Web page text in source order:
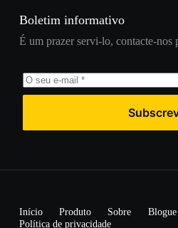
Boletim informativo
É um prazer servi-lo, contacte-nos
Início Produto Sobre Blogue
Política de privacidade